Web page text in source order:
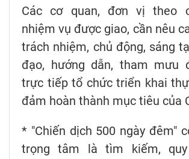
Các cơ quan, đơn vị theo
nhiệm vụ được giao, cần nêu
trách nhiệm, chủ động, sáng
đạo, hướng dẫn, tham mưu
trực tiếp tổ chức triển khai
đảm hoàn thành mục tiêu của
* "Chiến dịch 500 ngày đêm"
trọng tâm là tìm kiếm,